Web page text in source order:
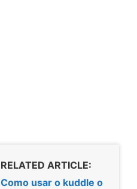
RELATED ARTICLE:
Como usar o kuddle o